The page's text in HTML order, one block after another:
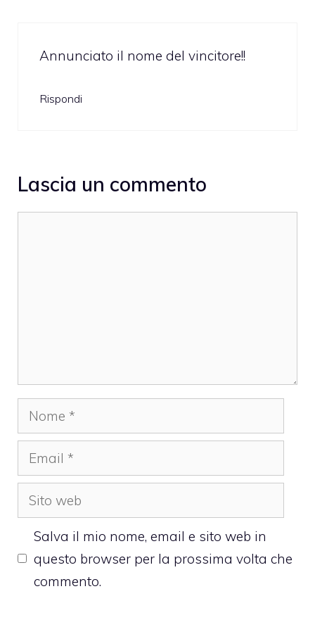
Annunciato il nome del vincitore!!
Rispondi
Lascia un commento
Nome
Email
Sito
web
Salva il mio nome, email e sito web in
questo browser per la prossima volta che
commento.